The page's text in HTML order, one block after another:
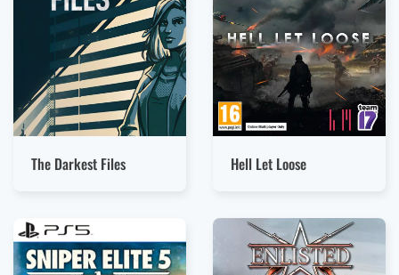
The Darkest Files Hell Let Loose